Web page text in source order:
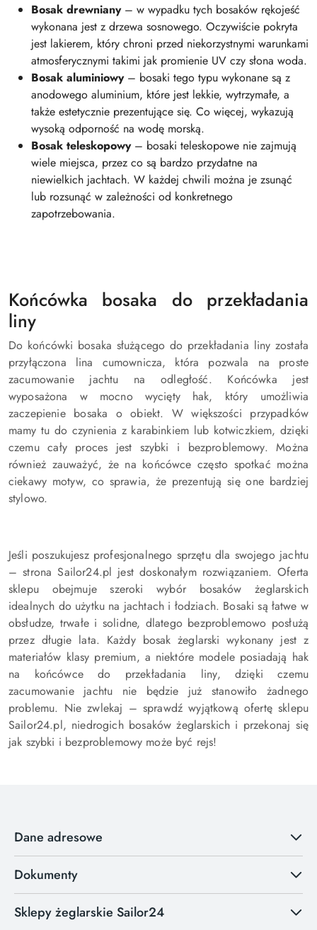
Bosak drewniany– w wypadku tych bosaków rękojeść
wykonana jest z drzewa sosnowego. Oczywiście pokryta
jest lakierem, który chroni przed niekorzystnymi warunkami
atmosferycznymi takimi jak promienie UV czy słona woda.
Bosak aluminiowy– bosaki tego typu wykonane są z
anodowego aluminium, które jest lekkie, wytrzymałe, a
także estetycznie prezentujące się. Co więcej, wykazują
wysoką odporność na wodę morską.
Bosak teleskopowy– bosaki teleskopowe nie zajmują
wiele miejsca, przez co są bardzo przydatne na
niewielkich jachtach. W każdej chwili można je zsunąć
lub rozsunąć w zależności od konkretnego
zapotrzebowania.
Końcówka bosaka do przekładania
liny
Do końcówki bosaka służącego do przekładania liny została
przyłączona lina cumownicza, która pozwala na proste
zacumowanie jachtu na odległość. Końcówka jest
wyposażona w mocno wycięty hak, który umożliwia
zaczepienie bosaka o obiekt. W większości przypadków
mamy tu do czynienia z karabinkiem lub kotwiczkiem, dzięki
czemu cały proces jest szybki i bezproblemowy. Można
również zauważyć, że na końcówce często spotkać można
ciekawy motyw, co sprawia, że prezentują się one bardziej
stylowo.
Jeśli poszukujesz profesjonalnego sprzętu dla swojego jachtu
– strona Sailor24.pl jest doskonałym rozwiązaniem. Oferta
sklepu obejmuje szeroki wybór bosaków żeglarskich
idealnych do użytku na jachtach i łodziach. Bosaki są łatwe w
obsłudze, trwałe i solidne, dlatego bezproblemowo posłużą
przez długie lata. Każdy bosak żeglarski wykonany jest z
materiałów klasy premium, a niektóre modele posiadają hak
na końcówce do przekładania liny, dzięki czemu
zacumowanie jachtu nie będzie już stanowiło żadnego
problemu. Nie zwlekaj – sprawdź wyjątkową ofertę sklepu
Sailor24.pl, niedrogich bosaków żeglarskich i przekonaj się
jak szybki i bezproblemowy może być rejs!
Dane adresowe
Dokumenty
Sklepy żeglarskie Sailor24